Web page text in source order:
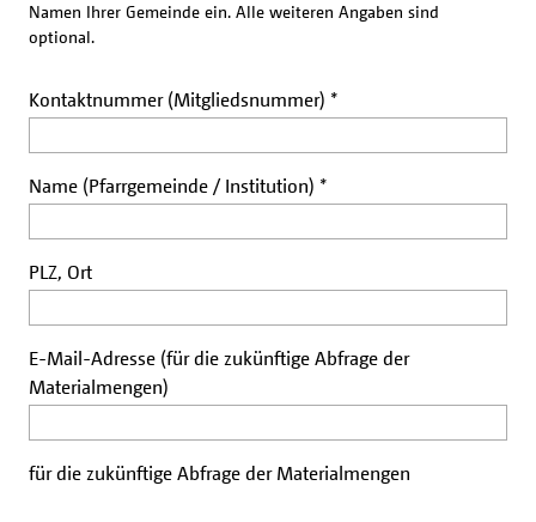
Namen Ihrer Gemeinde ein. Alle weiteren Angaben sind
optional.
Kontaktnummer (Mitgliedsnummer) *
Name (Pfarrgemeinde / Institution) *
PLZ, Ort
E-Mail-Adresse (für die zukünftige Abfrage der
Materialmengen)
für die zukünftige Abfrage der Materialmengen